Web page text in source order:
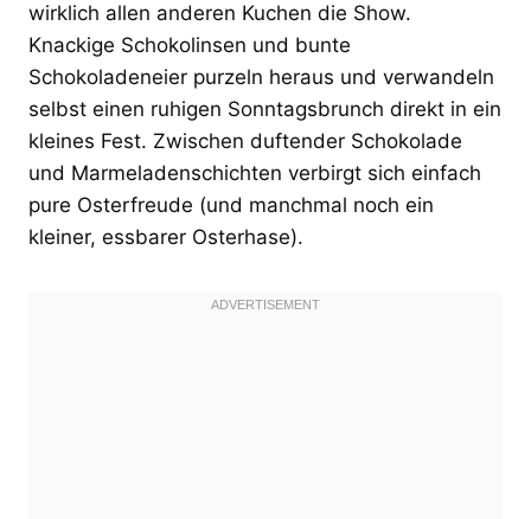
wirklich allen anderen Kuchen die Show.
Knackige Schokolinsen und bunte
Schokoladeneier purzeln heraus und verwandeln
selbst einen ruhigen Sonntagsbrunch direkt in ein
kleines Fest. Zwischen duftender Schokolade
und Marmeladenschichten verbirgt sich einfach
pure Osterfreude (und manchmal noch ein
kleiner, essbarer Osterhase).